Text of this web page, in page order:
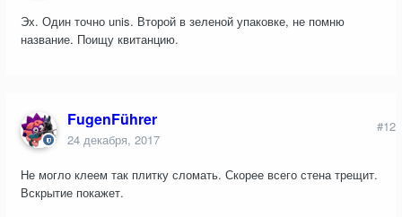
Эх. Один точно unis. Второй в зеленой упаковке, не помню
название. Поищу квитанцию.
FugenFührer
24 декабря, 2017
#12
Не могло клеем так плитку сломать. Скорее всего стена трещит.
Вскрытие покажет.